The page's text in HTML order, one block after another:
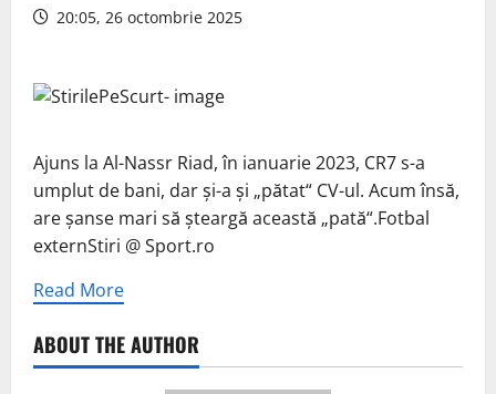
20:05, 26 octombrie 2025
Ajuns la Al-Nassr Riad, în ianuarie 2023, CR7 s-a
umplut de bani, dar și-a și „pătat“ CV-ul. Acum însă,
are șanse mari să șteargă această „pată“.Fotbal
externStiri @ Sport.ro
Read More
ABOUT THE AUTHOR